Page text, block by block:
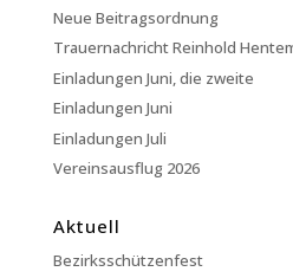
Neue Beitragsordnung
Trauernachricht Reinhold
Einladungen Juni, die zweite
Einladungen Juni
Einladungen Juli
Vereinsausflug 2026
Aktuell
Bezirksschützenfest